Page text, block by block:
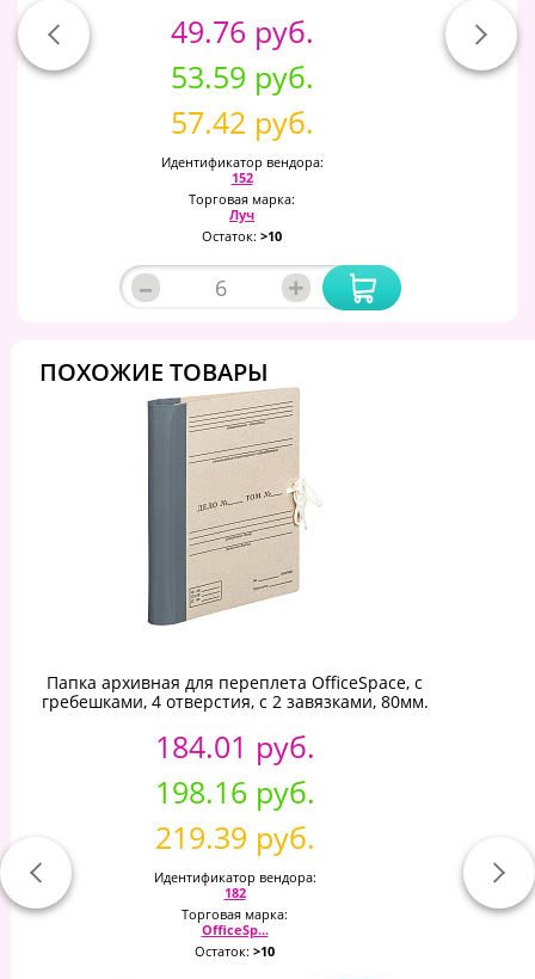
49.76 руб.
53.59 руб.
57.42 руб.
Идентификатор вендора:
152
Торговая марка:
Луч
Остаток: >10
– +
ПОХОЖИЕ ТОВАРЫ
Папка архивная для переплета OfficeSpace, с
гребешками, 4 отверстия, с 2 завязками, 80мм.
184.01 руб.
198.16 руб.
219.39 руб.
Идентификатор вендора:
182
Торговая марка:
OfficeSp...
Остаток: >10